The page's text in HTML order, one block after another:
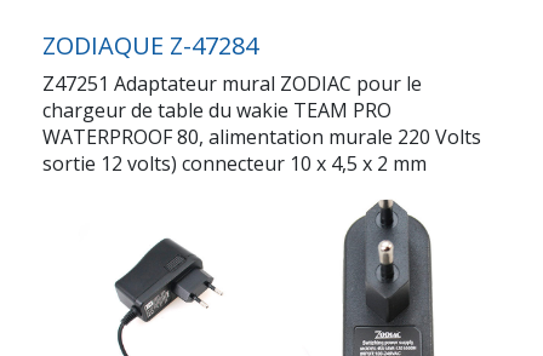
ZODIAQUE Z-47284
Z47251 Adaptateur mural ZODIAC pour le
chargeur de table du wakie TEAM PRO
WATERPROOF 80, alimentation murale 220 Volts
sortie 12 volts) connecteur 10 x 4,5 x 2 mm